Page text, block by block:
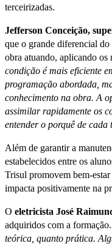
terceirizadas.
Jefferson Conceição,
que o grande diferencial
obra atuando, aplicando os
condição é mais eficiente
programação abordada,
conhecimento na obra. A
assimilar rapidamente os
entender o porquê de
Além de garantir a
estabelecidos entre os
Trisul promovem bem-
impacta positivamente na
O eletricista José
adquiridos com a formação.
teórica, quanto prática.